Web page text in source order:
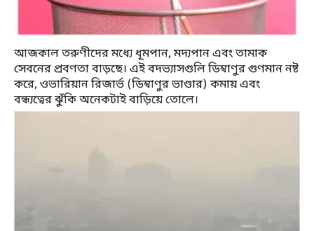
আজকাল তরুণীদের মধ্যে ধূমপান, মদ্যপান এবং তামাক
সেবনের প্রবণতা বাড়ছে। এই বদভ্যাসগুলি ডিম্বাণুর গুণমান নষ্ট
করে, ওভারিয়ান রিজার্ভ (ডিম্বাণুর ভাণ্ডার) কমায় এবং
বন্ধ্যত্বের ঝুঁকি অনেকটাই বাড়িয়ে তোলে।